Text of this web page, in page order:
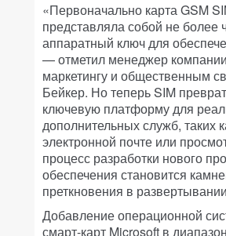
«Первоначально карта GSM
представляла собой не более
аппаратный ключ для
— отметил менеджер
маркетингу и общественным
Бейкер. Но теперь SIM
ключевую платформу для
дополнительных служб, таких
электронной почте или
процесс разработки нового
обеспечения становится
преткновения в
Добавление операционной
смарт-карт Microsoft в